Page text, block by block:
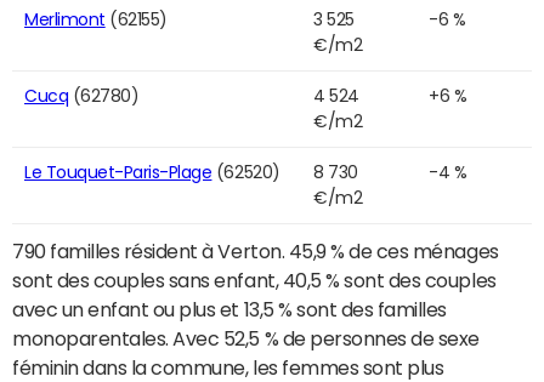
Merlimont (62155)
3 525
€/m2
-6 %
Cucq (62780)
4 524
€/m2
+6 %
Le Touquet-Paris-Plage (62520)
8 730
€/m2
-4 %
790 familles résident à Verton. 45,9 % de ces ménages
sont des couples sans enfant, 40,5 % sont des couples
avec un enfant ou plus et 13,5 % sont des familles
monoparentales. Avec 52,5 % de personnes de sexe
féminin dans la commune, les femmes sont plus